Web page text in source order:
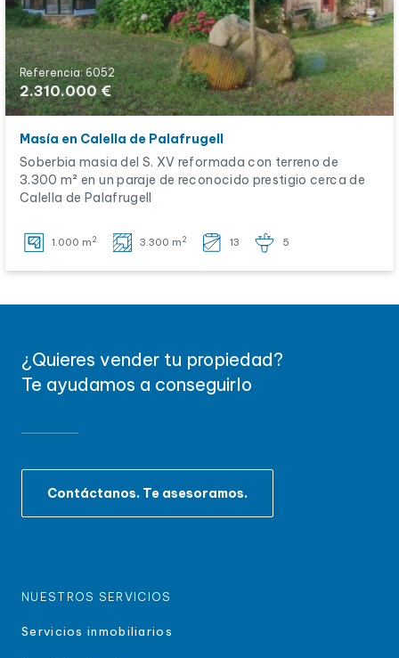
Referencia: 6052
2.310.000 €
Masía en Calella de Palafrugell
Soberbia masia del S. XV reformada con terreno de
3.300 m² en un paraje de reconocido prestigio cerca de
Calella de Palafrugell
1.000 m 2 3.300 m 2 13 5
¿Quieres vender tu propiedad?
Te ayudamos a conseguirlo
Contáctanos. Te asesoramos.
NUESTROS SERVICIOS
Servicios inmobiliarios